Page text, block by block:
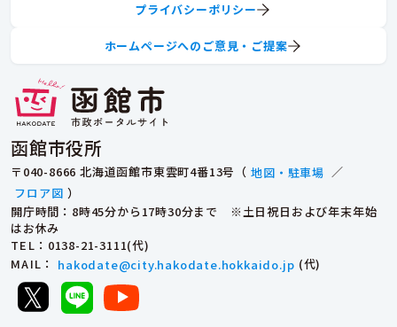
函館市役所
〒040-8666 北海道函館市東雲町4番13号（ 地図・駐車場 ／
フロア図 ）
開庁時間：8時45分から17時30分まで ※土日祝日および年末年始
はお休み
TEL ：0138-21-3111(代)
MAIL ： hakodate@city.hakodate.hokkaido.jp (代)
プライバシーポリシー
ホームページへのご意見・ご提案